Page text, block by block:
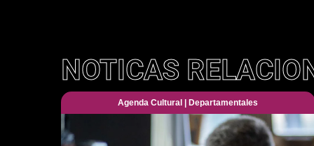
NOTICAS
Agenda Cultural Departamentales